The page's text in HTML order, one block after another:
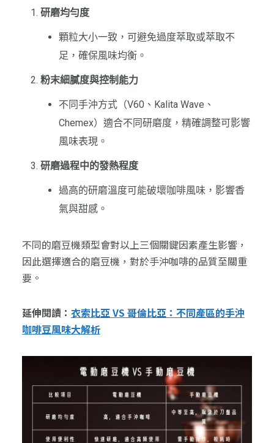
研磨均勻度
顆粒大小一致，可避免過度萃取或萃取不
足，確保風味均衡。
粉末細膩度與控制能力
不同手沖方式（V60、Kalita Wave、
Chemex）適合不同研磨度，精確調整可影響
風味表現。
研磨過程中的發熱程度
過高的研磨溫度可能破壞咖啡風味，影響香
氣與甜感。
不同的磨豆機類型會對以上三個關鍵因素產生影響，
因此選擇適合的磨豆機，對於手沖咖啡的品質至關重
要。
延伸閱讀： 衣索比亞 VS 哥倫比亞：不同產區的手沖
咖啡豆風味大解析